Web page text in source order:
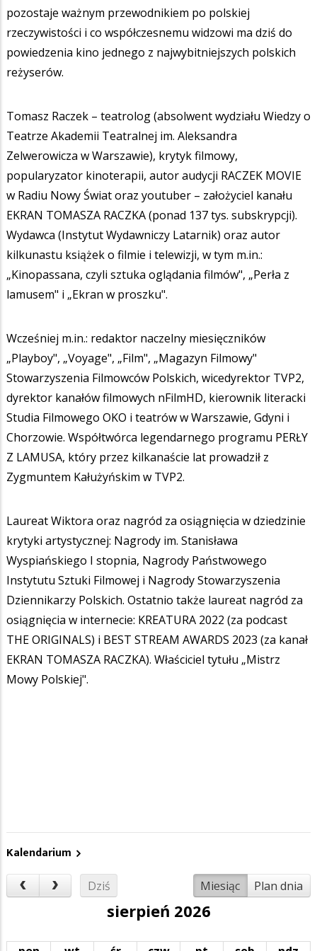
pozostaje ważnym przewodnikiem po polskiej
rzeczywistości i co współczesnemu widzowi ma dziś do
powiedzenia kino jednego z najwybitniejszych polskich
reżyserów.
Tomasz Raczek – teatrolog (absolwent wydziału Wiedzy o
Teatrze Akademii Teatralnej im. Aleksandra
Zelwerowicza w Warszawie), krytyk filmowy,
popularyzator kinoterapii, autor audycji RACZEK MOVIE
w Radiu Nowy Świat oraz youtuber – założyciel kanału
EKRAN TOMASZA RACZKA (ponad 137 tys. subskrypcji).
Wydawca (Instytut Wydawniczy Latarnik) oraz autor
kilkunastu książek o filmie i telewizji, w tym m.in.:
„Kinopassana, czyli sztuka oglądania filmów", „Perła z
lamusem" i „Ekran w proszku".
Wcześniej m.in.: redaktor naczelny miesięczników
„Playboy", „Voyage", „Film", „Magazyn Filmowy"
Stowarzyszenia Filmowców Polskich, wicedyrektor TVP2,
dyrektor kanałów filmowych nFilmHD, kierownik literacki
Studia Filmowego OKO i teatrów w Warszawie, Gdyni i
Chorzowie. Współtwórca legendarnego programu PERŁY
Z LAMUSA, który przez kilkanaście lat prowadził z
Zygmuntem Kałużyńskim w TVP2.
Laureat Wiktora oraz nagród za osiągnięcia w dziedzinie
krytyki artystycznej: Nagrody im. Stanisława
Wyspiańskiego I stopnia, Nagrody Państwowego
Instytutu Sztuki Filmowej i Nagrody Stowarzyszenia
Dziennikarzy Polskich. Ostatnio także laureat nagród za
osiągnięcia w internecie: KREATURA 2022 (za podcast
THE ORIGINALS) i BEST STREAM AWARDS 2023 (za kanał
EKRAN TOMASZA RACZKA). Właściciel tytułu „Mistrz
Mowy Polskiej".
Kalendarium
Dziś Miesiąc Plan dnia
sierpień 2026